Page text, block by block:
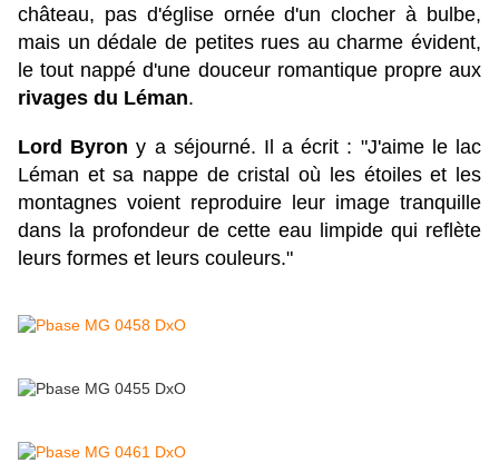
château, pas d'église ornée d'un clocher à bulbe,
mais un dédale de petites rues au charme évident,
le tout nappé d'une douceur romantique propre aux
rivages du Léman.
Lord Byron y a séjourné. Il a écrit : "J'aime le lac
Léman et sa nappe de cristal où les étoiles et les
montagnes voient reproduire leur image tranquille
dans la profondeur de cette eau limpide qui reflète
leurs formes et leurs couleurs."